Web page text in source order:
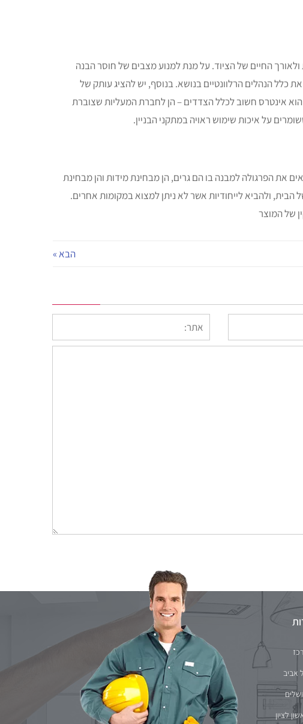
החיים של הציוד. על מנת למנוע מצבים של חוסר הבנה
כלל הנהלים הרלוונטיים בנושא. בנוסף, יש להציג עותק של
הוא אינטרס חשוב לכלל הצדדים – הן לחברת המעליות שצוברת
על איכות שימוש ראויה במתקני הבניין.
את הפרגולה למבנה בו הם גרים, הן מבחינת מידות והן מבחינת
הבית, ולהביא לייחודיות אשר לא ניתן למצוא במקומות אחרים.
של המוצר
הבא »
אביב
לציון